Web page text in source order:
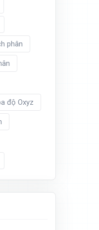
phân
độ Oxyz